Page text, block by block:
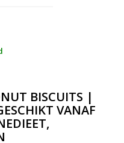
BISCUITS |
VANAF